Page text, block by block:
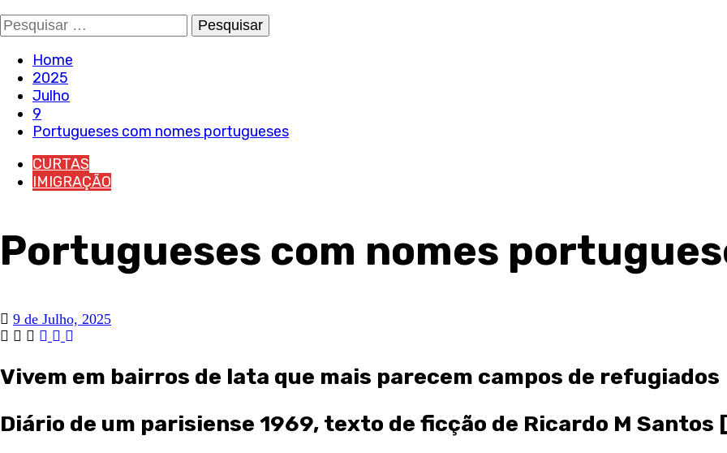
Pesquisar
por:
Home
2025
Julho
9
Portugueses com nomes portugueses
CURTAS
IMIGRAÇÃO
Portugueses com nomes
9 de Julho, 2025
Vivem em bairros de lata que mais parecem campos de refugiados
Diário de um parisiense 1969, texto de ficção de Ricardo M